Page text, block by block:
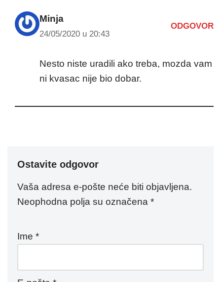
Minja
24/05/2020 u 20:43
ODGOVOR
Nesto niste uradili ako treba, mozda vam
ni kvasac nije bio dobar.
Ostavite odgovor
Vaša adresa e-pošte neće biti objavljena.
Neophodna polja su označena *
Ime *